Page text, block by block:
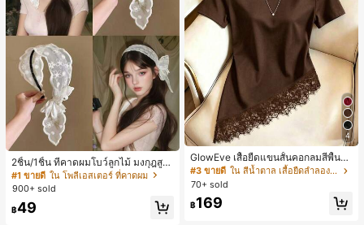
2ชิ้น/1ชิ้น ที่คาดผมโบว์ลูกไม้ มงกุฎสูง
แถบกว้าง สีดำ สีขาว สำหรับใส่ประจำ
วัน กิ๊บติดผม ยางรัดผม (ลายปักดอกไม้
#1 ขายดี ใน โพลีเอสเตอร์ ที่คาดผม
900+ sold
฿49
4
GlowEve เสื้อยืดแขนสั้นคอกลมสีพื้นลำ
ลองอเนกประสงค์สำหรับผู้หญิง
#3 ขายดี
ใน สีน้ำตาล เสื้อยืดลำลองพื้นฐาน
70+ sold
฿169